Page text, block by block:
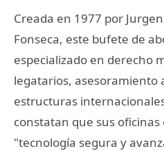
Creada en 1977 por
Fonseca, este bufete de
especializado en derecho
legatarios, asesoramiento
estructuras
constatan que sus
"tecnología segura y